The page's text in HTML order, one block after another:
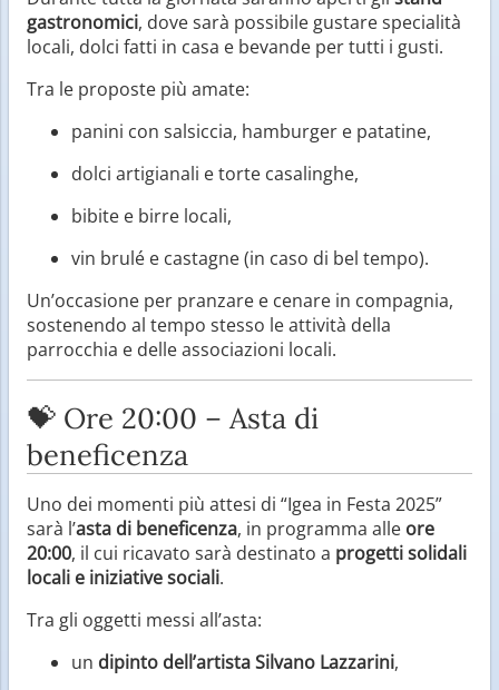
gastronomici, dove sarà possibile gustare specialità
locali, dolci fatti in casa e bevande per tutti i gusti.
Tra le proposte più amate:
panini con salsiccia, hamburger e patatine,
dolci artigianali e torte casalinghe,
bibite e birre locali,
vin brulé e castagne (in caso di bel tempo).
Un’occasione per pranzare e cenare in compagnia,
sostenendo al tempo stesso le attività della
parrocchia e delle associazioni locali.
💝 Ore 20:00 – Asta di
beneficenza
Uno dei momenti più attesi di “Igea in Festa 2025”
sarà l’asta di beneficenza, in programma alle ore
20:00, il cui ricavato sarà destinato a progetti solidali
locali e iniziative sociali.
Tra gli oggetti messi all’asta:
un dipinto dell’artista Silvano Lazzarini,